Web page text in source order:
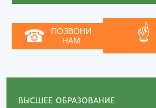
ВЫСШЕЕ ОБРАЗОВАНИЕ
☎
ПОЗВОНИ
НАМ
☝